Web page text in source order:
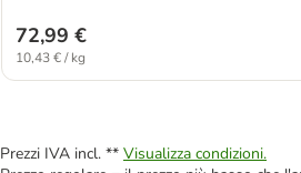
72,99 €
10,43 € / kg
Prezzi IVA incl. ** Visualizza condizioni.